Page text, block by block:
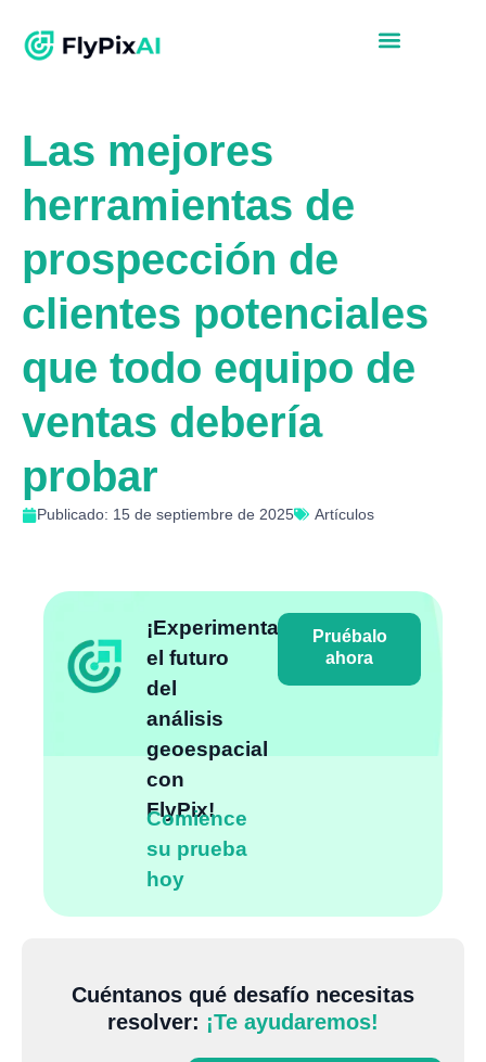
Las mejores
herramientas de
prospección de
clientes potenciales
que todo equipo de
ventas debería
probar
Publicado: 15 de septiembre de 2025 Artículos
¡Experimenta
el futuro
del
análisis
geoespacial
con
FlyPix!
Comience
su prueba
hoy
Pruébalo
ahora
Cuéntanos qué desafío necesitas
resolver: ¡Te ayudaremos!